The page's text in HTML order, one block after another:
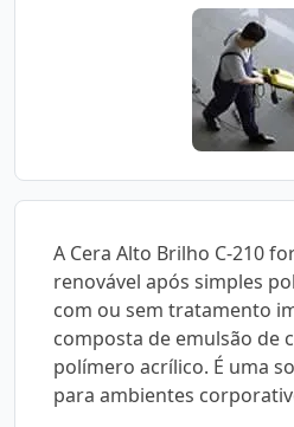
A Cera Alto Brilho C-210
renovável após simples
com ou sem tratamento
composta de emulsão de
polímero acrílico. É uma
para ambientes